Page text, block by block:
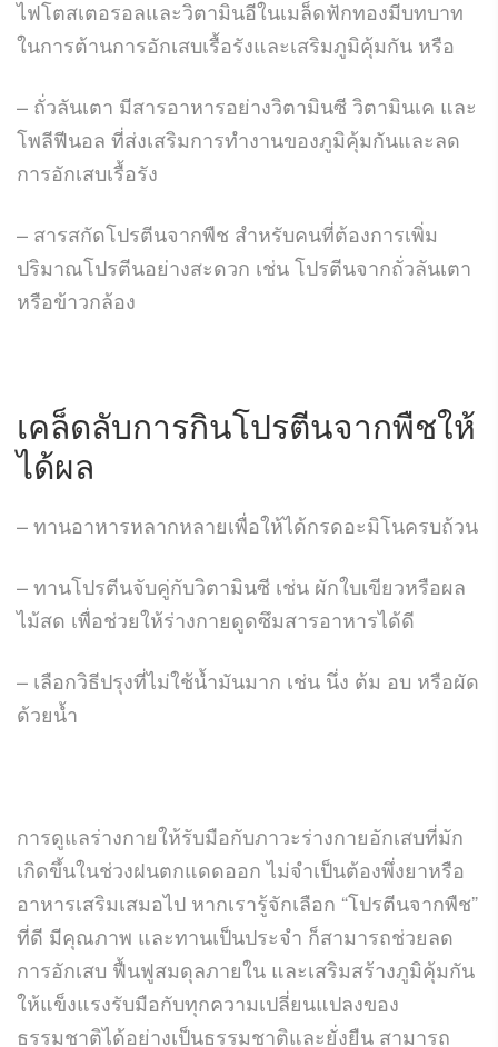
ไฟโตสเตอรอลและวิตามินอีในเมล็ดฟักทองมีบทบาท
ในการต้านการอักเสบเรื้อรังและเสริมภูมิคุ้มกัน หรือ
– ถั่วลันเตา มีสารอาหารอย่างวิตามินซี วิตามินเค และ
โพลีฟีนอล ที่ส่งเสริมการทำงานของภูมิคุ้มกันและลด
การอักเสบเรื้อรัง
– สารสกัดโปรตีนจากพืช สำหรับคนที่ต้องการเพิ่ม
ปริมาณโปรตีนอย่างสะดวก เช่น โปรตีนจากถั่วลันเตา
หรือข้าวกล้อง
เคล็ดลับการกินโปรตีนจากพืชให้
ได้ผล
– ทานอาหารหลากหลายเพื่อให้ได้กรดอะมิโนครบถ้วน
– ทานโปรตีนจับคู่กับวิตามินซี เช่น ผักใบเขียวหรือผล
ไม้สด เพื่อช่วยให้ร่างกายดูดซึมสารอาหารได้ดี
– เลือกวิธีปรุงที่ไม่ใช้น้ำมันมาก เช่น นึ่ง ต้ม อบ หรือผัด
ด้วยน้ำ
การดูแลร่างกายให้รับมือกับภาวะร่างกายอักเสบที่มัก
เกิดขึ้นในช่วงฝนตกแดดออก ไม่จำเป็นต้องพึ่งยาหรือ
อาหารเสริมเสมอไป หากเรารู้จักเลือก “โปรตีนจากพืช”
ที่ดี มีคุณภาพ และทานเป็นประจำ ก็สามารถช่วยลด
การอักเสบ ฟื้นฟูสมดุลภายใน และเสริมสร้างภูมิคุ้มกัน
ให้แข็งแรงรับมือกับทุกความเปลี่ยนแปลงของ
ธรรมชาติได้อย่างเป็นธรรมชาติและยั่งยืน สามารถ